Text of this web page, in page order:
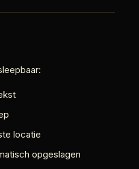
locatie
opgeslagen